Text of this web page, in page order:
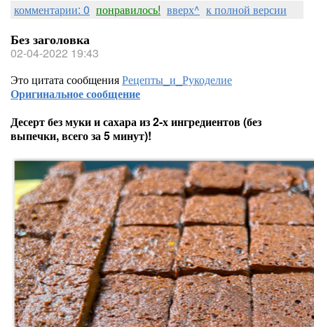
комментарии: 0 понравилось! вверх^ к полной версии
Без заголовка
02-04-2022 19:43
Это цитата сообщенияРецепты_и_Рукоделие
Оригинальное сообщение
Десерт без муки и сахара из 2-х ингредиентов (без
выпечки, всего за 5 минут)!